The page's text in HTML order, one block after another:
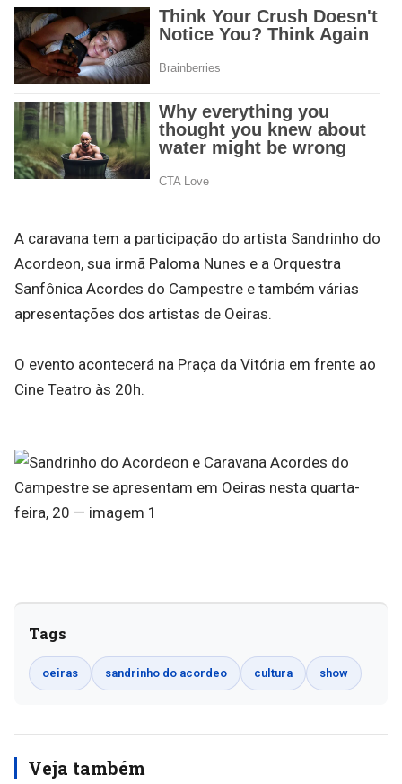
A caravana tem a participação do artista Sandrinho do
Acordeon, sua irmã Paloma Nunes e a Orquestra
Sanfônica Acordes do Campestre e também várias
apresentações dos artistas de Oeiras.
O evento acontecerá na Praça da Vitória em frente ao
Cine Teatro às 20h.
Tags
oeiras sandrinho do acordeo cultura show
Veja também